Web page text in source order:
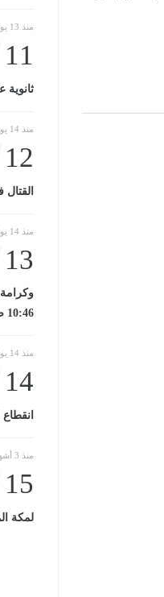
منذ 13 يومًا
11
ثانوية
منذ 14 يومًا
12
القتال
منذ 14 يومًا
13
10:46 صـ
منذ 14 يومًا
14
انقطاع
منذ 3 أشهر
15
لمكة